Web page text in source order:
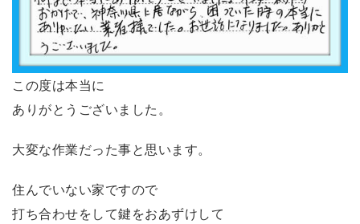
この度は本当に
ありがとうございました。
大変な作業だった事と思います。
住んでいない家ですので
打ち合わせをして鍵をおあずけして